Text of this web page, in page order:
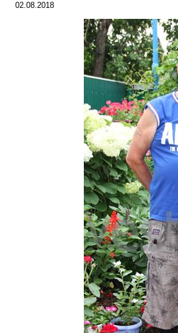
02.08.2018